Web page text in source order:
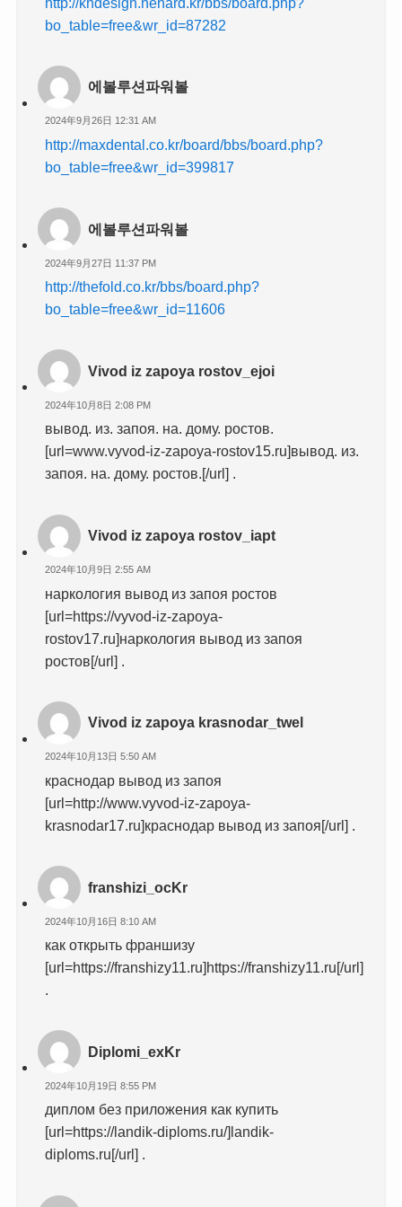
bo_table=free&wr_id=87282
에볼루션파워볼
2024年9月26日 12:31 AM
http://maxdental.co.kr/board/bbs/board.php?
bo_table=free&wr_id=399817
에볼루션파워볼
2024年9月27日 11:37 PM
http://thefold.co.kr/bbs/board.php?
bo_table=free&wr_id=11606
Vivod iz zapoya rostov_ejoi
2024年10月8日 2:08 PM
вывод. из. запоя. на. дому. ростов.
[url=www.vyvod-iz-zapoya-rostov15.ru]вывод. из.
запоя. на. дому. ростов.[/url] .
Vivod iz zapoya rostov_iapt
2024年10月9日 2:55 AM
наркология вывод из запоя ростов
[url=https://vyvod-iz-zapoya-
rostov17.ru]наркология вывод из запоя
ростов[/url] .
Vivod iz zapoya krasnodar_twel
2024年10月13日 5:50 AM
краснодар вывод из запоя
[url=http://www.vyvod-iz-zapoya-
krasnodar17.ru]краснодар вывод из запоя[/url] .
franshizi_ocKr
2024年10月16日 8:10 AM
как открыть франшизу
[url=https://franshizy11.ru]https://franshizy11.ru[/url]
.
Diplomi_exKr
2024年10月19日 8:55 PM
диплом без приложения как купить
[url=https://landik-diploms.ru/]landik-
diploms.ru[/url] .